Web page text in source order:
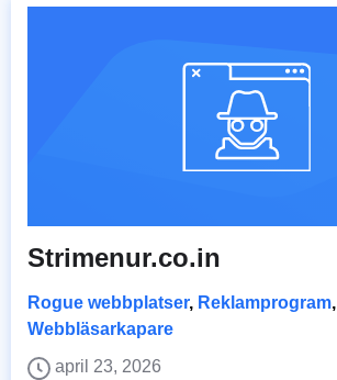
Strimenur.co.in
Rogue webbplatser, Reklamprogram,
Webbläsarkapare
april 23, 2026